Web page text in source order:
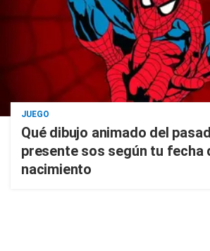
JUEGO
Qué dibujo animado del
presente sos según tu fecha
nacimiento